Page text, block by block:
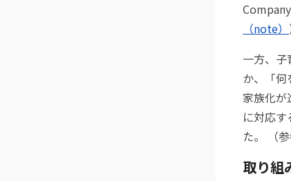
（note）
一方、
か、「
家族化が
に対応
た。 （参
取り組